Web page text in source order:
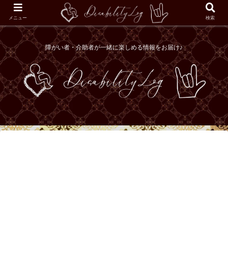
障がい者・介助者が一緒に楽しめる情報をお届け♪
メニュー 検索